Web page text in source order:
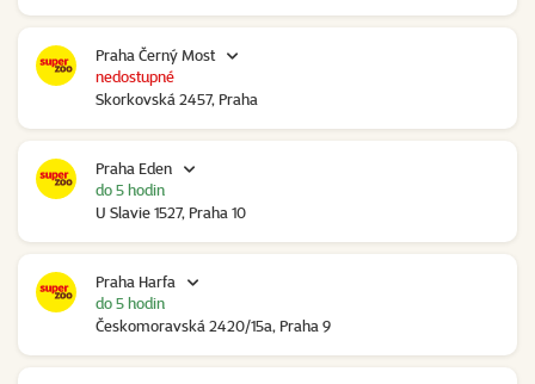
Praha Černý Most
Skorkovská 2457, Praha
nedostupné
Praha Eden
U Slavie 1527, Praha 10
do 5 hodin
Praha Harfa
Českomoravská 2420/15a, Praha 9
do 5 hodin